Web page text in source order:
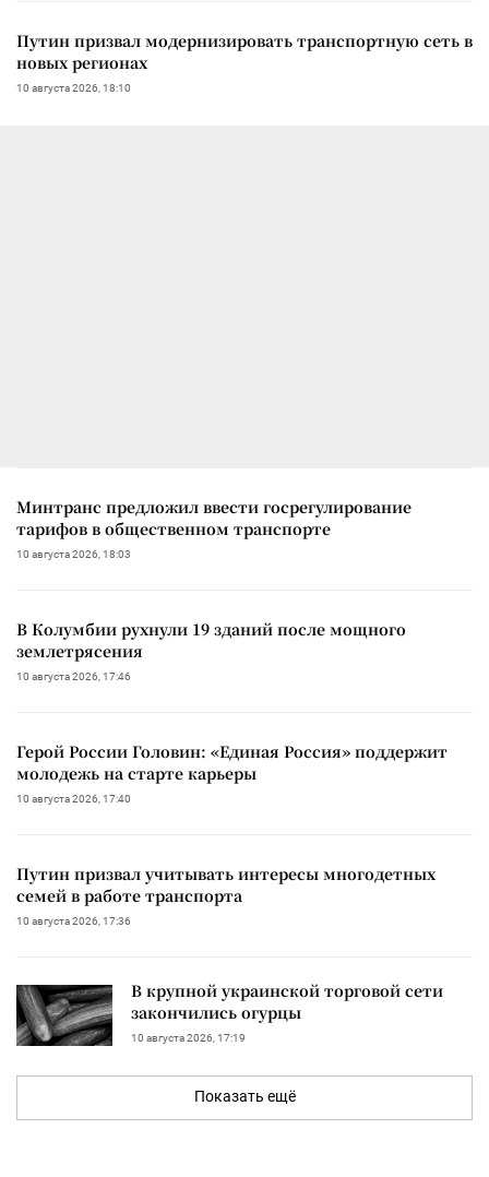
Путин призвал модернизировать транспортную сеть в
новых регионах
10 августа 2026, 18:10
Минтранс предложил ввести госрегулирование
тарифов в общественном транспорте
10 августа 2026, 18:03
В Колумбии рухнули 19 зданий после мощного
землетрясения
10 августа 2026, 17:46
Герой России Головин: «Единая Россия» поддержит
молодежь на старте карьеры
10 августа 2026, 17:40
Путин призвал учитывать интересы многодетных
семей в работе транспорта
10 августа 2026, 17:36
В крупной украинской торговой сети
закончились огурцы
10 августа 2026, 17:19
Показать ещё